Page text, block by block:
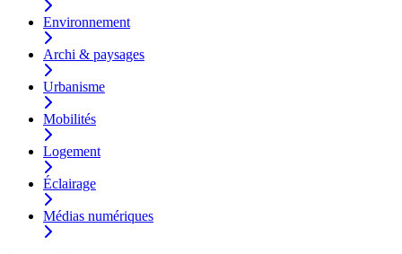
Environnement
Archi & paysages
Urbanisme
Mobilités
Logement
Éclairage
Médias numériques